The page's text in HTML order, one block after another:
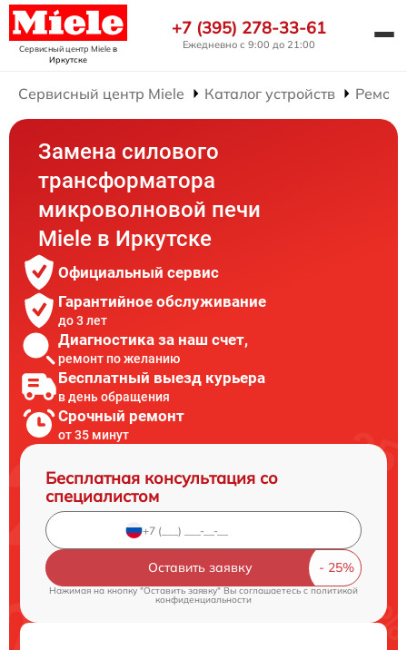
Сервисный центр Mieleв
Иркутске
+7 (395) 278-33-61
Ежедневно с 9:00 до 21:00
Сервисный центр Miele Каталог устройств
Замена силового
трансформатора
микроволновой печи
Miele в Иркутске
Официальный сервис
Гарантийное обслуживание
до 3 лет
Диагностика за наш счет,
ремонт по желанию
Бесплатный выезд курьера
в день обращения
Срочный ремонт
от 35 минут
Бесплатная консультация со
специалистом
Оставить заявку
Нажимая на кнопку "Оставить заявку" Вы соглашаетесь cполитикой
конфиденциальности